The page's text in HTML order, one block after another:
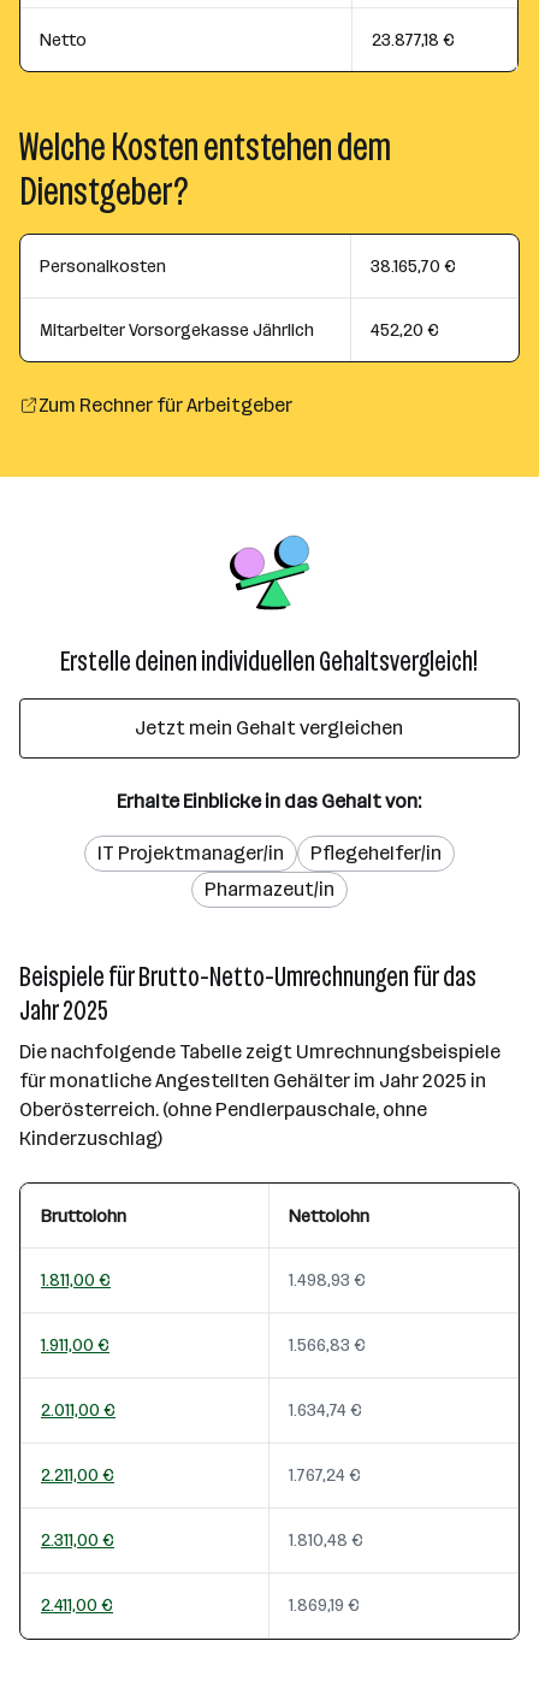
Netto 23.877,18 €
Welche Kosten entstehen dem
Dienstgeber?
Personalkosten 38.165,70 €
Mitarbeiter Vorsorgekasse Jährlich 452,20 €
Zum Rechner für Arbeitgeber
Erstelle deinen individuellen Gehaltsvergleich!
Jetzt mein Gehalt vergleichen
Erhalte Einblicke in das Gehalt von:
IT Projektmanager/in
Pflegehelfer/in
Pharmazeut/in
Beispiele für Brutto-Netto-Umrechnungen für das
Jahr 2025
Die nachfolgende Tabelle zeigt Umrechnungsbeispiele
für monatliche Angestellten Gehälter im Jahr 2025 in
Oberösterreich. (ohne Pendlerpauschale, ohne
Kinderzuschlag)
Bruttolohn Nettolohn
1.811,00 € 1.498,93 €
1.911,00 € 1.566,83 €
2.011,00 € 1.634,74 €
2.211,00 € 1.767,24 €
2.311,00 € 1.810,48 €
2.411,00 € 1.869,19 €